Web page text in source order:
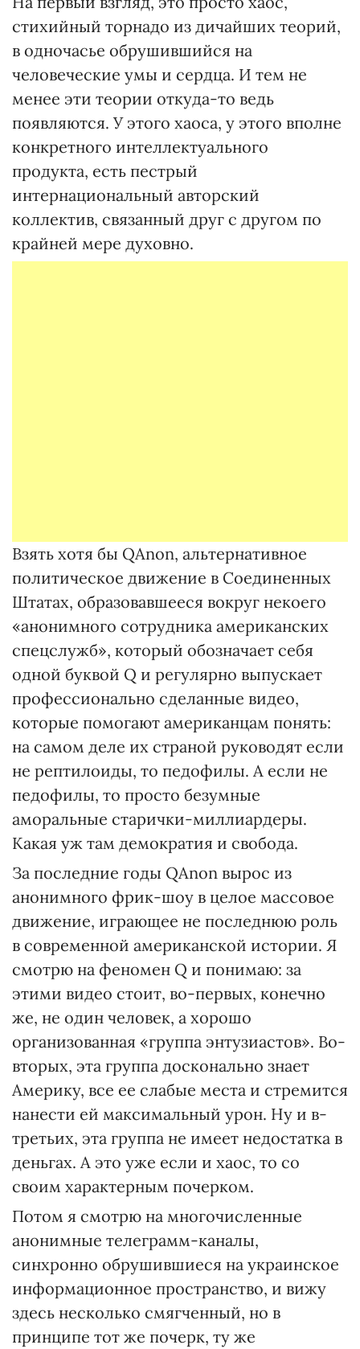
стихийный торнадо из дичайших теорий,
в одночасье обрушившийся на
человеческие умы и сердца. И тем не
менее эти теории откуда-то ведь
появляются. У этого хаоса, у этого вполне
конкретного интеллектуального
продукта, есть пестрый
интернациональный авторский
коллектив, связанный друг с другом по
крайней мере духовно.
Взять хотя бы QAnon, альтернативное
политическое движение в Соединенных
Штатах, образовавшееся вокруг некоего
«анонимного сотрудника американских
спецслужб», который обозначает себя
одной буквой Q и регулярно выпускает
профессионально сделанные видео,
которые помогают американцам понять:
на самом деле их страной руководят если
не рептилоиды, то педофилы. А если не
педофилы, то просто безумные
аморальные старички-миллиардеры.
Какая уж там демократия и свобода.
За последние годы QAnon вырос из
анонимного фрик-шоу в целое массовое
движение, играющее не последнюю роль
в современной американской истории. Я
смотрю на феномен Q и понимаю: за
этими видео стоит, во-первых, конечно
же, не один человек, а хорошо
организованная «группа энтузиастов». Во-
вторых, эта группа досконально знает
Америку, все ее слабые места и стремится
нанести ей максимальный урон. Ну и в-
третьих, эта группа не имеет недостатка в
деньгах. А это уже если и хаос, то со
своим характерным почерком.
Потом я смотрю на многочисленные
анонимные телеграмм-каналы,
синхронно обрушившиеся на украинское
информационное пространство, и вижу
здесь несколько смягченный, но в
принципе тот же почерк, ту же